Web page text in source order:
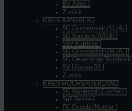
BV Alme I
Zurück
KREIS ARNSBERG
SG Grevenstein/H./A. I
SG Sundern/Affeln I
SSV Küntrop I
SG Grevenstein/H./A. II
SG Oeventrop/Rumbeck I
SV Hüsten 09 I
Zurück
KREIS HOCHSAUERLAND
SG Nuhnetal/Züschen I
SuS Reiste I
FC Ostwig/Nuttlar I